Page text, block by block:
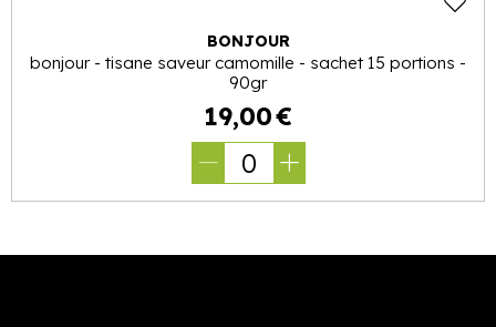
BONJOUR
bonjour - tisane saveur camomille - sachet 15 portions -
90gr
19,00€
0